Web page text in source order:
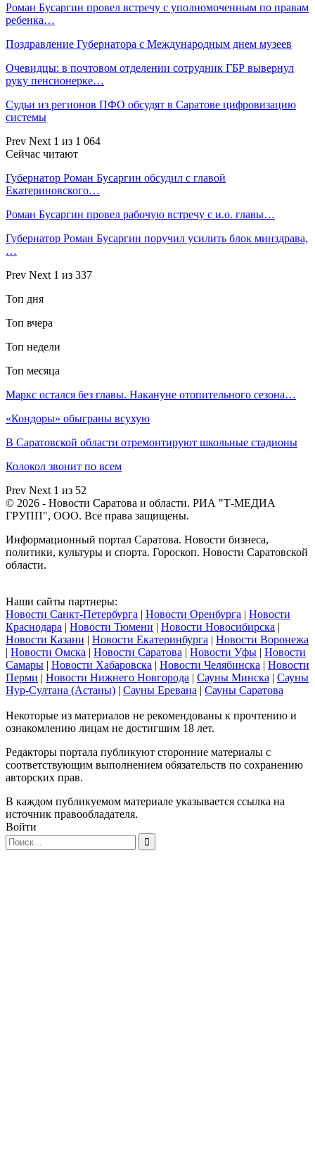
Роман Бусаргин провел встречу с уполномоченным по правам
ребенка…
Поздравление Губернатора с Международным днем музеев
Очевидцы: в почтовом отделении сотрудник ГБР вывернул
руку пенсионерке…
Судьи из регионов ПФО обсудят в Саратове цифровизацию
системы
Prev Next 1 из 1 064
Сейчас читают
Губернатор Роман Бусаргин обсудил с главой
Екатериновского…
Роман Бусаргин провел рабочую встречу с и.о. главы…
Губернатор Роман Бусаргин поручил усилить блок минздрава,
…
Prev Next 1 из 337
Топ дня
Топ вчера
Топ недели
Топ месяца
Маркс остался без главы. Накануне отопительного сезона…
«Кондоры» обыграны всухую
В Саратовской области отремонтируют школьные стадионы
Колокол звонит по всем
Prev Next 1 из 52
© 2026 - Новости Саратова и области. РИА "Т-МЕДИА
ГРУПП", ООО. Все права защищены.
Информационный портал Саратова. Новости бизнеса,
политики, культуры и спорта. Гороскоп. Новости Саратовской
области.
Наши сайты партнеры:
Новости Санкт-Петербурга | Новости Оренбурга | Новости
Краснодара | Новости Тюмени | Новости Новосибирска |
Новости Казани | Новости Екатеринбурга | Новости Воронежа
| Новости Омска | Новости Саратова | Новости Уфы | Новости
Самары | Новости Хабаровска | Новости Челябинска | Новости
Перми | Новости Нижнего Новгорода | Сауны Минска | Сауны
Нур-Султана (Астаны) | Сауны Еревана | Сауны Саратова
Некоторые из материалов не рекомендованы к прочтению и
ознакомлению лицам не достигшим 18 лет.
Редакторы портала публикуют сторонние материалы с
соответствующим выполнением обязательств по сохранению
авторских прав.
В каждом публикуемом материале указывается ссылка на
источник правообладателя.
Войти